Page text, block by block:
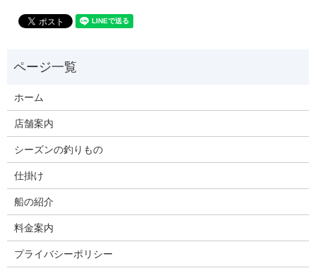
ホーム
店舗案内
シーズンの釣りもの
仕掛け
船の紹介
料金案内
プライバシーポリシー